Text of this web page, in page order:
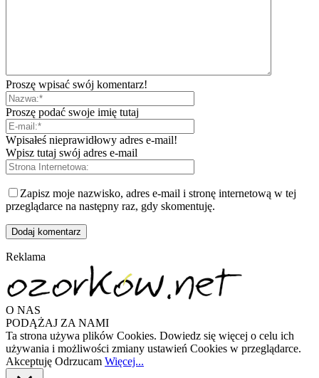
Proszę wpisać swój komentarz!
Proszę podać swoje imię tutaj
Wpisałeś nieprawidłowy adres e-mail!
Wpisz tutaj swój adres e-mail
Zapisz moje nazwisko, adres e-mail i stronę internetową w tej
przeglądarce na następny raz, gdy skomentuję.
Reklama
O NAS
PODĄŻAJ ZA NAMI
Ta strona używa plików Cookies. Dowiedz się więcej o celu ich
używania i możliwości zmiany ustawień Cookies w przeglądarce.
Akceptuję Odrzucam Więcej...